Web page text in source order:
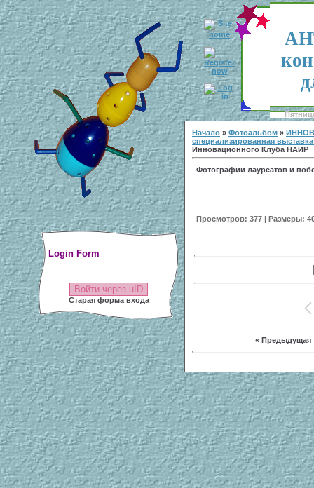
Login Form
Войти через uID
Старая форма входа
Начало » Фотоальбом »
специализированная
Инновационного Клуба НАИР
Фотографии лауреатов и
Просмотров: 377 | Размеры:
« Предыдущая